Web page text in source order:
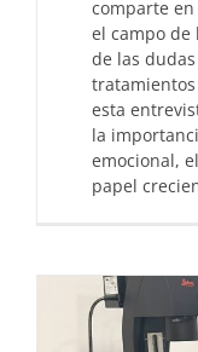
comparte
el campo de
de las
esta
la
emocional,
papel